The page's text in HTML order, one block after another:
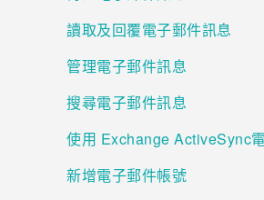
焦點訊息
校園專案
銷售門市
銷售通路
支援服務
VIVELAND
讀取及回覆電子郵件訊息
管理電子郵件訊息
搜尋電子郵件訊息
使用 Exchange ActiveSync
新增電子郵件帳號